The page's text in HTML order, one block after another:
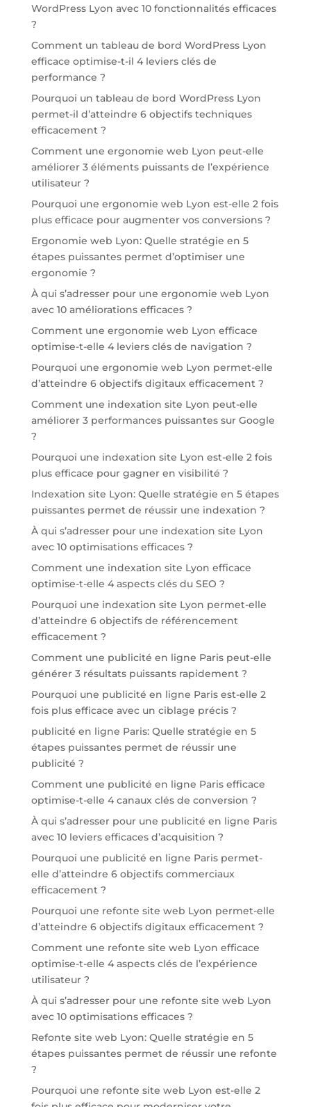
WordPress Lyon avec 10 fonctionnalités efficaces
?
Comment un tableau de bord WordPress Lyon
efficace optimise-t-il 4 leviers clés de
performance ?
Pourquoi un tableau de bord WordPress Lyon
permet-il d’atteindre 6 objectifs techniques
efficacement ?
Comment une ergonomie web Lyon peut-elle
améliorer 3 éléments puissants de l’expérience
utilisateur ?
Pourquoi une ergonomie web Lyon est-elle 2 fois
plus efficace pour augmenter vos conversions ?
Ergonomie web Lyon: Quelle stratégie en 5
étapes puissantes permet d’optimiser une
ergonomie ?
À qui s’adresser pour une ergonomie web Lyon
avec 10 améliorations efficaces ?
Comment une ergonomie web Lyon efficace
optimise-t-elle 4 leviers clés de navigation ?
Pourquoi une ergonomie web Lyon permet-elle
d’atteindre 6 objectifs digitaux efficacement ?
Comment une indexation site Lyon peut-elle
améliorer 3 performances puissantes sur Google
?
Pourquoi une indexation site Lyon est-elle 2 fois
plus efficace pour gagner en visibilité ?
Indexation site Lyon: Quelle stratégie en 5 étapes
puissantes permet de réussir une indexation ?
À qui s’adresser pour une indexation site Lyon
avec 10 optimisations efficaces ?
Comment une indexation site Lyon efficace
optimise-t-elle 4 aspects clés du SEO ?
Pourquoi une indexation site Lyon permet-elle
d’atteindre 6 objectifs de référencement
efficacement ?
Comment une publicité en ligne Paris peut-elle
générer 3 résultats puissants rapidement ?
Pourquoi une publicité en ligne Paris est-elle 2
fois plus efficace avec un ciblage précis ?
publicité en ligne Paris: Quelle stratégie en 5
étapes puissantes permet de réussir une
publicité ?
Comment une publicité en ligne Paris efficace
optimise-t-elle 4 canaux clés de conversion ?
À qui s’adresser pour une publicité en ligne Paris
avec 10 leviers efficaces d’acquisition ?
Pourquoi une publicité en ligne Paris permet-
elle d’atteindre 6 objectifs commerciaux
efficacement ?
Pourquoi une refonte site web Lyon permet-elle
d’atteindre 6 objectifs digitaux efficacement ?
Comment une refonte site web Lyon efficace
optimise-t-elle 4 aspects clés de l’expérience
utilisateur ?
À qui s’adresser pour une refonte site web Lyon
avec 10 optimisations efficaces ?
Refonte site web Lyon: Quelle stratégie en 5
étapes puissantes permet de réussir une refonte
?
Pourquoi une refonte site web Lyon est-elle 2